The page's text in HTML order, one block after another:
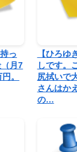
っ
月7
。
【ひろゆ
しです。
尻拭いで
さんはか
の…